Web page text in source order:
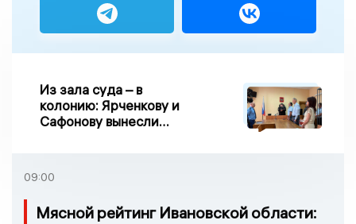
Из зала суда – в
колонию: Ярченкову и
Сафонову вынесли
09:00
Мясной рейтинг Ивановской области: